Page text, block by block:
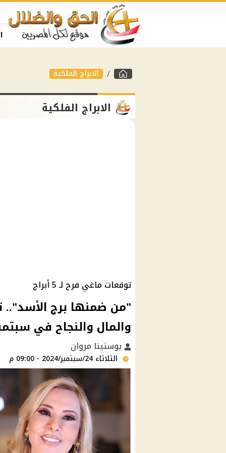
الابراج الفلكية
الابراج الفلكية
توقعات ماغي فرح لـ 5 أبراج
والمال والنجاح في سبتمبر
يوستينا مروان
الثلاثاء 24/سبتمبر/2024 - 09:00 م